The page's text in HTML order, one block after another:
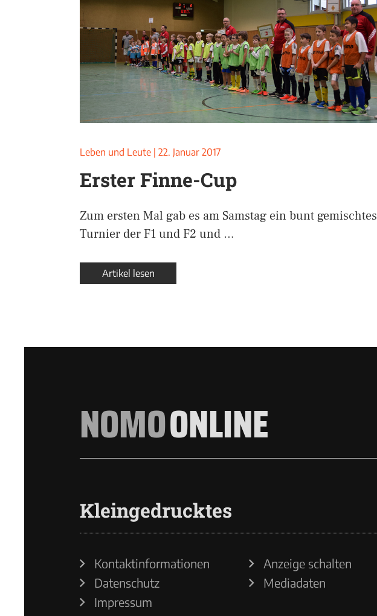
Leben und Leute 22. Januar 2017
Erster Finne-Cup
Zum ersten Mal gab es am Samstag ein bunt gemischtes
Turnier der F1 und F2 und …
Artikel lesen
NOMOONLINE
Kleingedrucktes
Kontaktinformationen
Datenschutz
Impressum
Anzeige schalten
Mediadaten